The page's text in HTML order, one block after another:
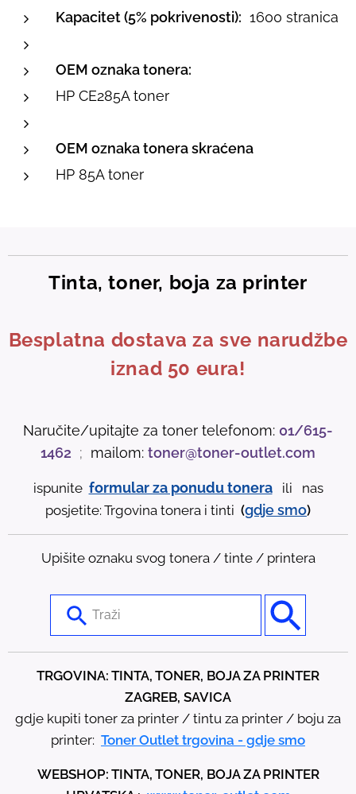
Kapacitet (5% pokrivenosti): 1600 stranica
OEM oznaka tonera:
HP CE285A toner
OEM oznaka tonera skraćena
HP 85A toner
Tinta, toner, boja za printer
Besplatna dostava za sve narudžbe
iznad 50 eura!
Naručite/upitajte za toner telefonom: 01/615-
1462 ; mailom: toner@toner-outlet.com
ispunite formular za ponudu tonera
ili nas
posjetite: Trgovina tonera i tinti (gdjesmo)
Upišite oznaku svog tonera / tinte / printera
t
a
TRGOVINA: TINTA, TONER, BOJA ZA PRINTER
ZAGREB, SAVICA
gdje kupiti toner za printer / tintu za printer / boju za
printer: Toner Outlet trgovina - gdje smo
WEBSHOP: TINTA, TONER, BOJA ZA PRINTER